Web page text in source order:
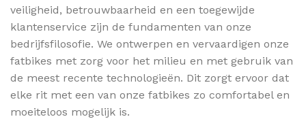
veiligheid, betrouwbaarheid en een toegewijde
klantenservice zijn de fundamenten van onze
bedrijfsfilosofie. We ontwerpen en vervaardigen onze
fatbikes met zorg voor het milieu en met gebruik van
de meest recente technologieën. Dit zorgt ervoor dat
elke rit met een van onze fatbikes zo comfortabel en
moeiteloos mogelijk is.